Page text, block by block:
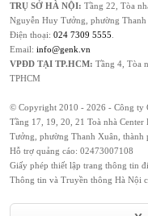
TRỤ SỞ HÀ NỘI: Tầng 22, Tòa
Nguyễn Huy Tưởng, phường
Điện thoại: 024 7309 5555
Email: info@genk.vn
VPĐD TẠI TP.HCM: Tầng 4, Tòa
TPHCM
© Copyright 2010 - 2026 - Công ty
Tầng 17, 19, 20, 21 Toà nhà
Tưởng, phường Thanh Xuân, thành
Hỗ trợ quảng cáo: 02473007108
Giấy phép thiết lập trang thông tin
Thông tin và Truyền thông Hà Nội